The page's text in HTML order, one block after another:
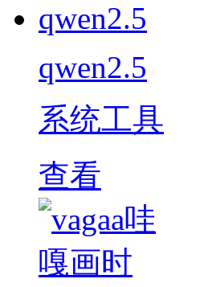
qwen2.5
系统工具
查看